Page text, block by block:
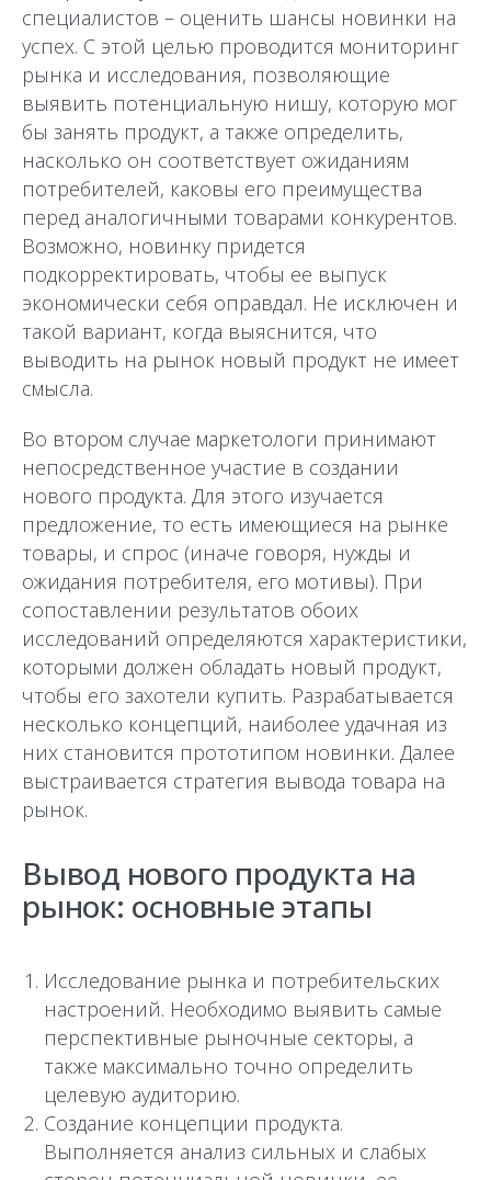
специалистов – оценить шансы новинки на
успех. С этой целью проводится мониторинг
рынка и исследования, позволяющие
выявить потенциальную нишу, которую мог
бы занять продукт, а также определить,
насколько он соответствует ожиданиям
потребителей, каковы его преимущества
перед аналогичными товарами конкурентов.
Возможно, новинку придется
подкорректировать, чтобы ее выпуск
экономически себя оправдал. Не исключен и
такой вариант, когда выяснится, что
выводить на рынок новый продукт не имеет
смысла.
Во втором случае маркетологи принимают
непосредственное участие в создании
нового продукта. Для этого изучается
предложение, то есть имеющиеся на рынке
товары, и спрос (иначе говоря, нужды и
ожидания потребителя, его мотивы). При
сопоставлении результатов обоих
исследований определяются характеристики,
которыми должен обладать новый продукт,
чтобы его захотели купить. Разрабатывается
несколько концепций, наиболее удачная из
них становится прототипом новинки. Далее
выстраивается стратегия вывода товара на
рынок.
Вывод нового продукта на
рынок: основные этапы
Исследование рынка и потребительских
настроений. Необходимо выявить самые
перспективные рыночные секторы, а
также максимально точно определить
целевую аудиторию.
Создание концепции продукта.
Выполняется анализ сильных и слабых